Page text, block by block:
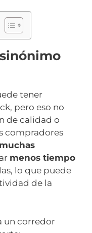
tener
pero eso no
de calidad o
compradores
muchas
menos tiempo
lo que puede
de la
un corredor